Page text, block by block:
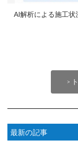
AI解析による施工
>
最新の記事